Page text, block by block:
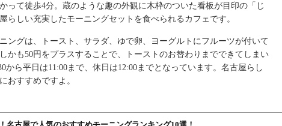
って徒歩4分。蔵のような趣の外観に木枠のついた看板が目印の「じ
らしい充実したモーニングセットを食べられるカフェです。
ングは、トースト、サラダ、ゆで卵、ヨーグルトにフルーツが付いて
かも50円をプラスすることで、トーストのお替わりまでできてしまい
から平日は11:00まで、休日は12:00までとなっています。名古屋らし
おすすめですよ。